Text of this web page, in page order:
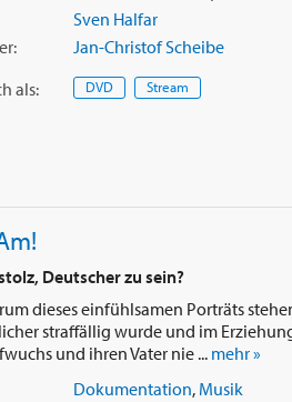
Sven Halfar
Jan-Christof Scheibe
als: DVD Stream
Deutscher zu sein?
dieses einfühlsamen Porträts
straffällig wurde und im
und ihren Vater nie ... mehr »
Dokumentation, Musik